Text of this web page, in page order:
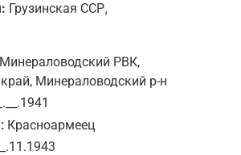
Грузинская ССР,
Минераловодский РВК,
Минераловодский р-н
Красноармеец